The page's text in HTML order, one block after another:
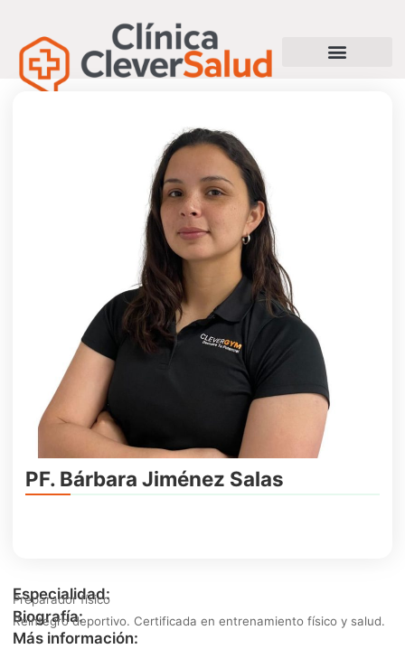
PF. Bárbara Jiménez Salas
Especialidad:
Preparador físico
Biografía:
Reintegro deportivo. Certificada en entrenamiento físico y salud.
Más información: